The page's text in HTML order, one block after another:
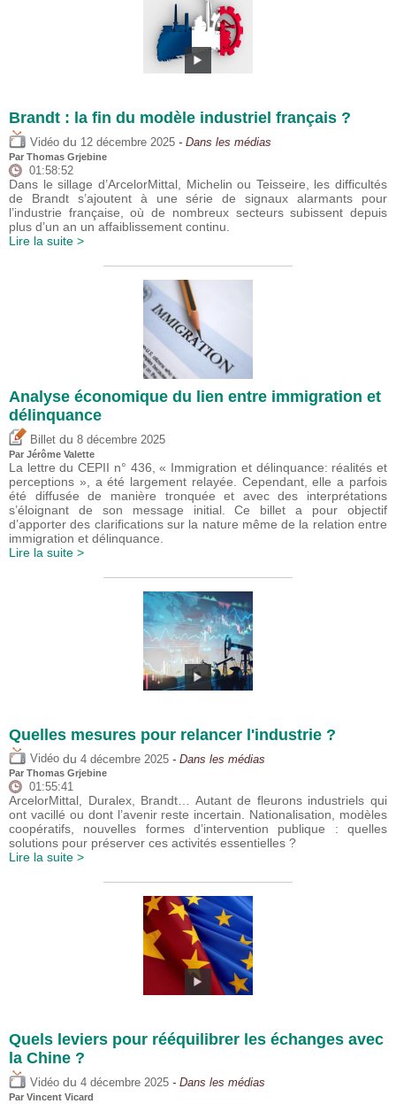
Brandt : la fin du modèle industriel français ?
Vidéo du 12 décembre 2025 - Dans les médias
Par Thomas Grjebine
01:58:52
Dans le sillage d’ArcelorMittal, Michelin ou Teisseire, les difficultés
de Brandt s’ajoutent à une série de signaux alarmants pour
l’industrie française, où de nombreux secteurs subissent depuis
plus d’un an un affaiblissement continu.
Lire la suite >
Analyse économique du lien entre immigration et
délinquance
Billet du 8 décembre 2025
Par Jérôme Valette
La lettre du CEPII n° 436, « Immigration et délinquance: réalités et
perceptions », a été largement relayée. Cependant, elle a parfois
été diffusée de manière tronquée et avec des interprétations
s’éloignant de son message initial. Ce billet a pour objectif
d’apporter des clarifications sur la nature même de la relation entre
immigration et délinquance.
Lire la suite >
Quelles mesures pour relancer l'industrie ?
Vidéo du 4 décembre 2025 - Dans les médias
Par Thomas Grjebine
01:55:41
ArcelorMittal, Duralex, Brandt… Autant de fleurons industriels qui
ont vacillé ou dont l’avenir reste incertain. Nationalisation, modèles
coopératifs, nouvelles formes d’intervention publique : quelles
solutions pour préserver ces activités essentielles ?
Lire la suite >
Quels leviers pour rééquilibrer les échanges avec
la Chine ?
Vidéo du 4 décembre 2025 - Dans les médias
Par Vincent Vicard